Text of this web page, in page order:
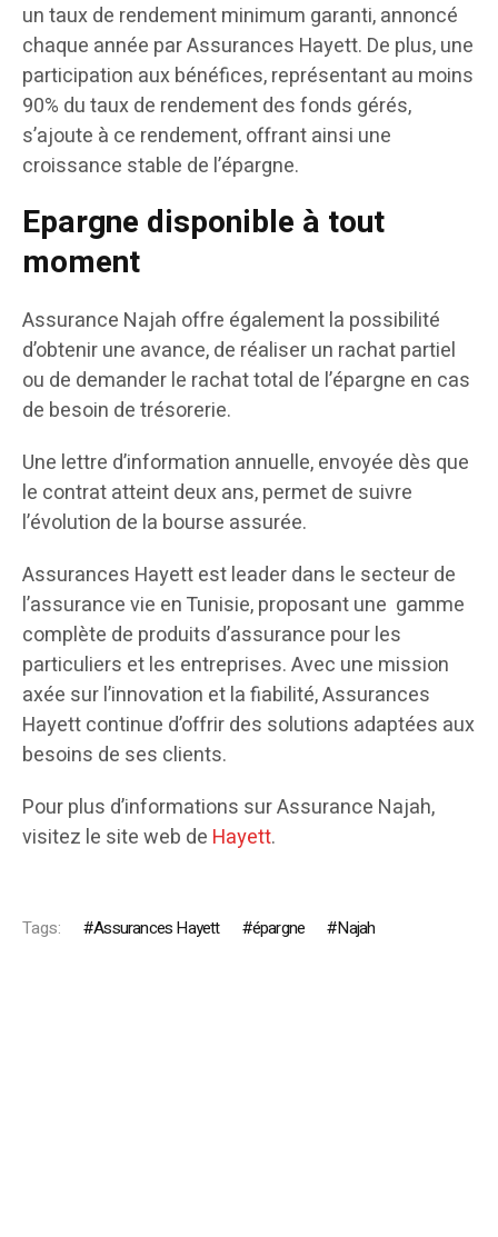
un taux de rendement minimum garanti, annoncé
chaque année par Assurances Hayett. De plus, une
participation aux bénéfices, représentant au moins
90% du taux de rendement des fonds gérés,
s’ajoute à ce rendement, offrant ainsi une
croissance stable de l’épargne.
Epargne disponible à tout
moment
Assurance Najah offre également la possibilité
d’obtenir une avance, de réaliser un rachat partiel
ou de demander le rachat total de l’épargne en cas
de besoin de trésorerie.
Une lettre d’information annuelle, envoyée dès que
le contrat atteint deux ans, permet de suivre
l’évolution de la bourse assurée.
Assurances Hayett est leader dans le secteur de
l’assurance vie en Tunisie, proposant une gamme
complète de produits d’assurance pour les
particuliers et les entreprises. Avec une mission
axée sur l’innovation et la fiabilité, Assurances
Hayett continue d’offrir des solutions adaptées aux
besoins de ses clients.
Pour plus d’informations sur Assurance Najah,
visitez le site web de Hayett.
Tags: Assurances Hayett épargne Najah